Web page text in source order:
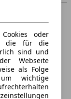
oder
die für die
sind und
Webseite
als Folge
wichtige